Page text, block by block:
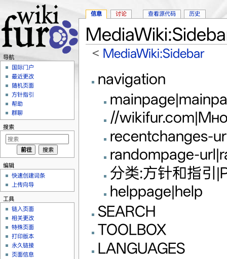
< MediaWiki:Sidebar
navigation
//
recentchanges-
randompage-
分类:方针和指引
helppage|help
SEARCH
TOOLBOX
LANGUAGES
信息 讨论 查看源代码 历史
导航
国际门户
最近更改
随机页面
方针指引
帮助
群聊
搜索
编辑
快速创建词条
上传向导
工具
链入页面
相关更改
特殊页面
打印版本
永久链接
页面信息